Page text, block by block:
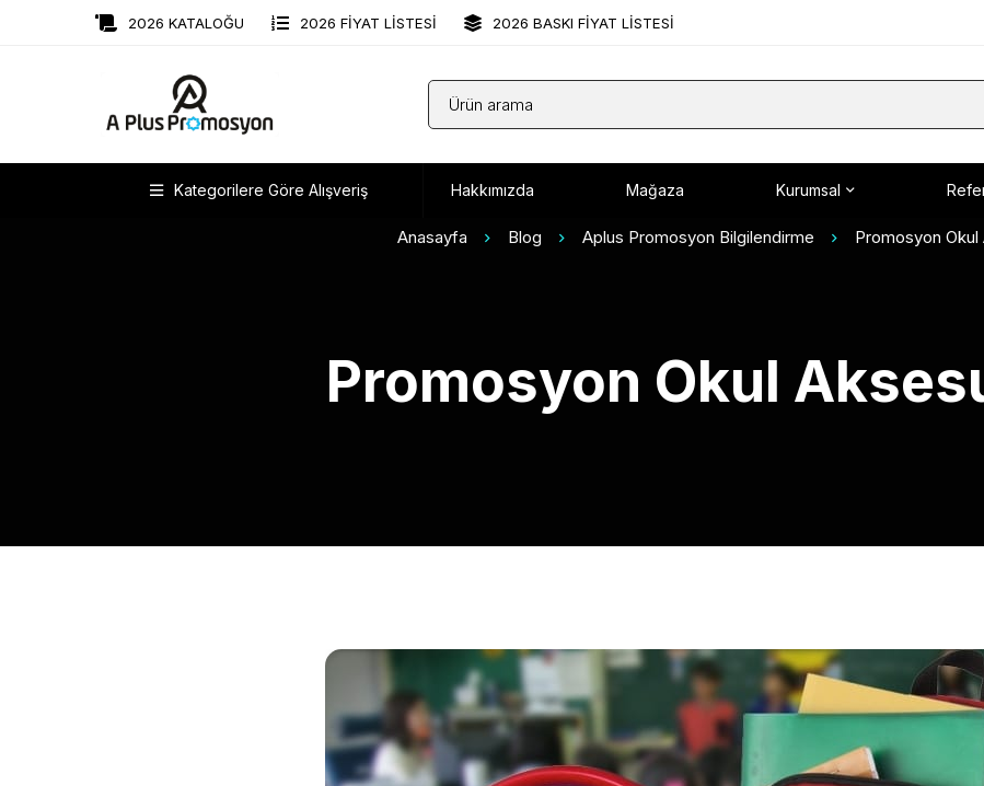
2026 KATALOĞU 2026 FİYAT LİSTESİ 2026 BASKI FİYAT LİSTESİ
Kategorilere Göre Alışveriş Hakkımızda Mağaza Kurumsal
Anasayfa Blog Aplus Promosyon Bilgilendirme Promosyon Okul
Promosyon Okul